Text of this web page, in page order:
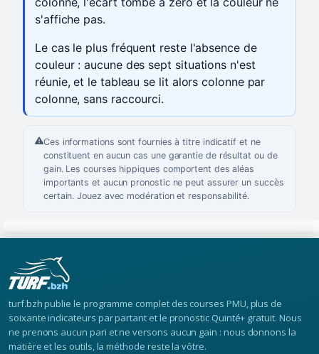
s'affiche pas.
Le cas le plus fréquent reste l'absence de
couleur : aucune des sept situations n'est
réunie, et le tableau se lit alors colonne par
colonne, sans raccourci.
Ces informations sont fournies à titre indicatif et ne
constituent en aucun cas une garantie de résultat ou de
gain. Les courses hippiques comportent des aléas
importants et aucun pronostic ne peut assurer un succès
certain. Jouez avec modération et responsabilité.
turf.bzh publie le programme complet des courses PMU, plus de
soixante indicateurs par partant et le pronostic Quinté+ gratuit. Nous
ne prenons aucun pari et ne versons aucun gain : nous donnons la
matière et les outils, la méthode reste la vôtre.